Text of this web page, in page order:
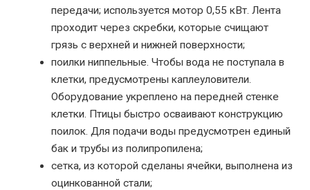
передачи; используется мотор 0,55 кВт. Лента
проходит через скребки, которые счищают
грязь с верхней и нижней поверхности;
поилки ниппельные. Чтобы вода не поступала в
клетки, предусмотрены каплеуловители.
Оборудование укреплено на передней стенке
клетки. Птицы быстро осваивают конструкцию
поилок. Для подачи воды предусмотрен единый
бак и трубы из полипропилена;
сетка, из которой сделаны ячейки, выполнена из
оцинкованной стали;